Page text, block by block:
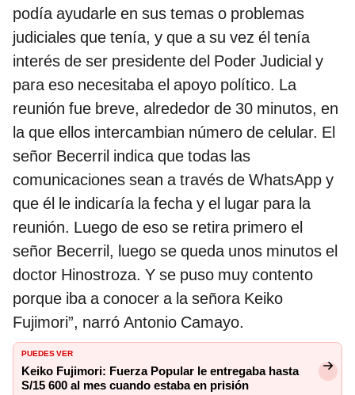
podía ayudarle en sus temas o problemas
judiciales que tenía, y que a su vez él tenía
interés de ser presidente del Poder Judicial y
para eso necesitaba el apoyo político. La
reunión fue breve, alrededor de 30 minutos, en
la que ellos intercambian número de celular. El
señor Becerril indica que todas las
comunicaciones sean a través de WhatsApp y
que él le indicaría la fecha y el lugar para la
reunión. Luego de eso se retira primero el
señor Becerril, luego se queda unos minutos el
doctor Hinostroza. Y se puso muy contento
porque iba a conocer a la señora Keiko
Fujimori”, narró Antonio Camayo.
PUEDES VER
Keiko Fujimori: Fuerza Popular le entregaba hasta
S/15 600 al mes cuando estaba en prisión